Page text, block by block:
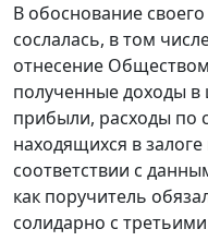
В обоснование
сослалась, в том
отнесение
полученные доходы в
прибыли, расходы по
находящихся в
соответствии с
как поручитель
солидарно с